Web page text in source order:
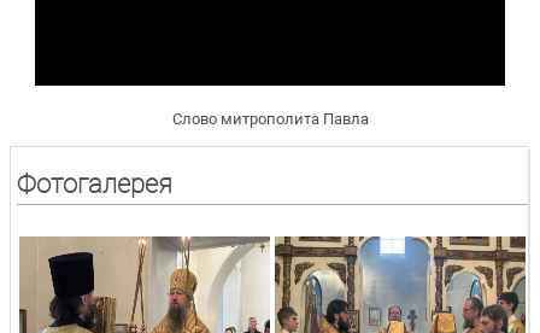
Слово митрополита Павла
Фотогалерея